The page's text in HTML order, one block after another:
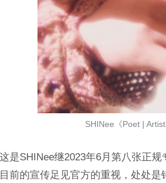
SHINee《Poet |
这是SHINee继2023年6月第八张正
目前的宣传足见官方的重视，处处